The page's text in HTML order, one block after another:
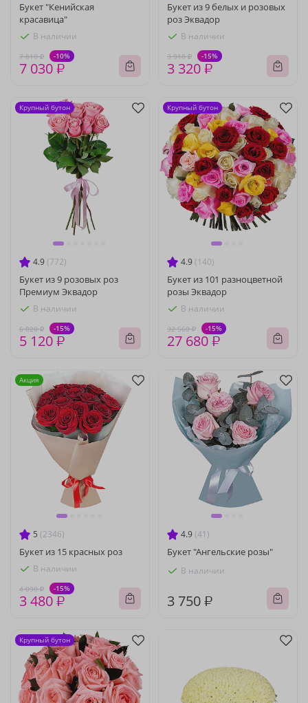
Букет "Кенийская
красавица"
В наличии
7 810 ₽ -10%
7 030 ₽
Букет из 9 белых и розовых
роз Эквадор
В наличии
3 910 ₽ -15%
3 320 ₽
4.9 (772)
Букет из 9 розовых роз
Премиум Эквадор
В наличии
6 020 ₽ -15%
5 120 ₽
Крупный бутон
4.9 (140)
Букет из 101 разноцветной
розы Эквадор
В наличии
32 560 ₽ -15%
27 680 ₽
Крупный бутон
5 (2346)
Букет из 15 красных роз
В наличии
4 090 ₽ -15%
3 480 ₽
Акция
4.9 (41)
Букет "Ангельские розы"
В наличии
3 750 ₽
Крупный бутон